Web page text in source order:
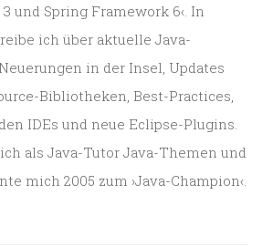
und Spring Framework 6‹. In
ich über aktuelle Java-
in der Insel, Updates
Bibliotheken, Best-Practices,
IDEs und neue Eclipse-Plugins.
als Java-Tutor Java-Themen und
mich 2005 zum ›Java-Champion‹.